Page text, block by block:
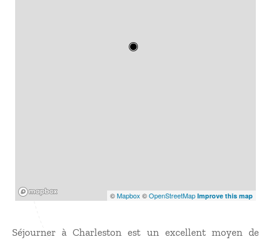
©Mapbox ©OpenStreetMap Improve this map
Séjourner à Charleston est un excellent moyen de